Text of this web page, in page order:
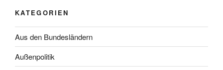
KATEGORIEN
Aus den Bundesländern
Außenpolitik